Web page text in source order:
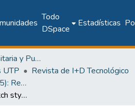
Todo
DSpace
Estadísticas
Editorial Universitaria y Publicaciones Seriadas
UTP
Revista de I+D Tecnológico
Vol. 11, Núm. 2 (2015): Revista I+D Tecnológico
Lipid oxidation of Dutch style semi-dry fermented sausages prepared with beef and ostrich meat enriched with encapsulated linseed, algal and fish oils.